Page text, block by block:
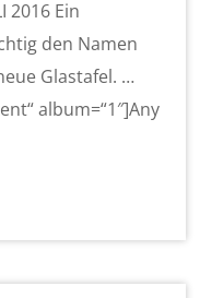
2016 Ein
den Namen
Glastafel. …
album=“1″]Any